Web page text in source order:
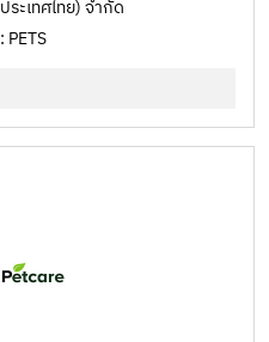
ระเทศไทย) จำกัด
PETS